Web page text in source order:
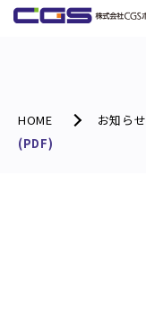
HOME お知らせ
(PDF)